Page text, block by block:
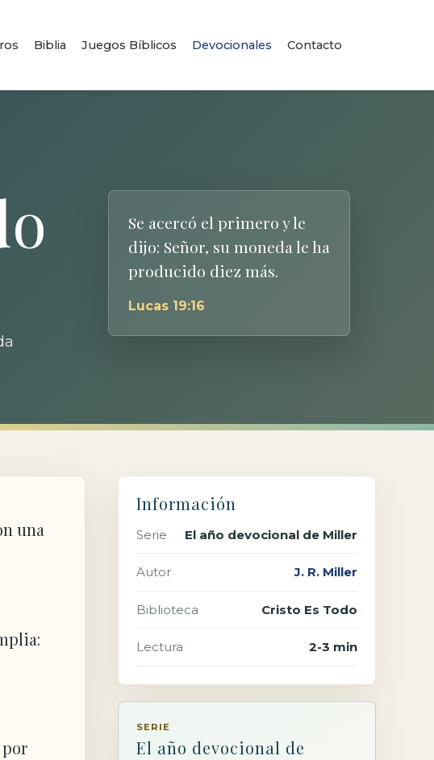
Biblia Juegos Bíblicos Devocionales Contacto
Se acercó el primero y le
dijo: Señor, su moneda le ha
producido diez más.
Lucas 19:16
una
Información
Serie El año devocional de Miller
Autor J. R. Miller
Biblioteca Cristo Es Todo
Lectura 2-3 min
SERIE
El año devocional de